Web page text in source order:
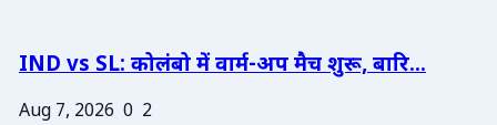
IND vs SL: कोलंबो में वार्म-अप मैच शुरू, बारि...
Aug 7, 2026 0 2